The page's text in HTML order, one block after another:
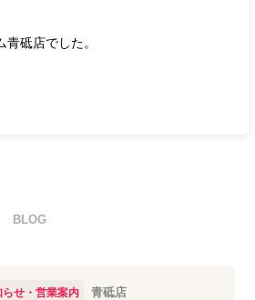
砥店でした。
BLOG
らせ・営業案内
青砥店